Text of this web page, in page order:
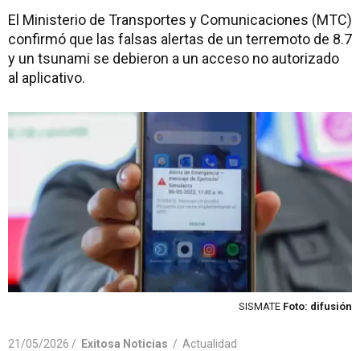
El Ministerio de Transportes y Comunicaciones (MTC)
confirmó que las falsas alertas de un terremoto de 8.7
y un tsunami se debieron a un acceso no autorizado
al aplicativo.
SISMATE Foto: difusión
21/05/2026 / Exitosa Noticias / Actualidad